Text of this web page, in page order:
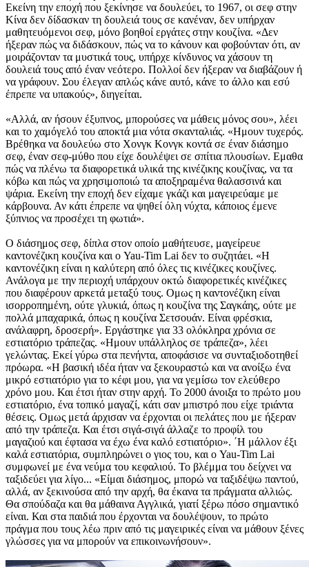
Εκείνη την εποχή που ξεκίνησε να δουλεύει, το 1967, οι σεφ στην
Κίνα δεν δίδασκαν τη δουλειά τους σε κανέναν, δεν υπήρχαν
μαθητευόμενοι σεφ, μόνο βοηθοί εργάτες στην κουζίνα. «Δεν
ήξεραν πώς να διδάσκουν, πώς να το κάνουν και φοβούνταν ότι, αν
μοιράζονταν τα μυστικά τους, υπήρχε κίνδυνος να χάσουν τη
δουλειά τους από έναν νεότερο. Πολλοί δεν ήξεραν να διαβάζουν ή
να γράφουν. Σου έλεγαν απλώς κάνε αυτό, κάνε το άλλο και εσύ
έπρεπε να υπακούς», διηγείται.
«Αλλά, αν ήσουν έξυπνος, μπορούσες να μάθεις μόνος σου», λέει
και το χαμόγελό του αποκτά μια νότα σκανταλιάς. «Ημουν τυχερός.
Βρέθηκα να δουλεύω στο Χονγκ Κονγκ κοντά σε έναν διάσημο
σεφ, έναν σεφ-μύθο που είχε δουλέψει σε σπίτια πλουσίων. Εμαθα
πώς να πλένω τα διαφορετικά υλικά της κινέζικης κουζίνας, να τα
κόβω και πώς να χρησιμοποιώ τα αποξηραμένα θαλασσινά και
ψάρια. Εκείνη την εποχή δεν είχαμε γκάζι και μαγειρεύαμε με
κάρβουνα. Αν κάτι έπρεπε να ψηθεί όλη νύχτα, κάποιος έμενε
ξύπνιος να προσέχει τη φωτιά».
Ο διάσημος σεφ, δίπλα στον οποίο μαθήτευσε, μαγείρευε
καντονέζικη κουζίνα και ο Yau-Tim Lai δεν το συζητάει. «Η
καντονέζικη είναι η καλύτερη από όλες τις κινέζικες κουζίνες.
Ανάλογα με την περιοχή υπάρχουν οκτώ διαφορετικές κινέζικες
που διαφέρουν αρκετά μεταξύ τους. Ομως η καντονέζικη είναι
ισορροπημένη, ούτε γλυκιά, όπως η κουζίνα της Σαγκάης, ούτε με
πολλά μπαχαρικά, όπως η κουζίνα Σετσουάν. Είναι φρέσκια,
ανάλαφρη, δροσερή». Εργάστηκε για 33 ολόκληρα χρόνια σε
εστιατόριο τράπεζας. «Ημουν υπάλληλος σε τράπεζα», λέει
γελώντας. Εκεί γύρω στα πενήντα, αποφάσισε να συνταξιοδοτηθεί
πρόωρα. «Η βασική ιδέα ήταν να ξεκουραστώ και να ανοίξω ένα
μικρό εστιατόριο για το κέφι μου, για να γεμίσω τον ελεύθερο
χρόνο μου. Και έτσι ήταν στην αρχή. Το 2000 άνοιξα το πρώτο μου
εστιατόριο, ένα τοπικό μαγαζί, κάτι σαν μπιστρό που είχε τριάντα
θέσεις. Ομως μετά άρχισαν να έρχονται οι πελάτες που με ήξεραν
από την τράπεζα. Και έτσι σιγά-σιγά άλλαζε το προφίλ του
μαγαζιού και έφτασα να έχω ένα καλό εστιατόριο». ΄Η μάλλον έξι
καλά εστιατόρια, συμπληρώνει ο γιος του, και ο Yau-Tim Lai
συμφωνεί με ένα νεύμα του κεφαλιού. Το βλέμμα του δείχνει να
ταξιδεύει για λίγο... «Είμαι διάσημος, μπορώ να ταξιδέψω παντού,
αλλά, αν ξεκινούσα από την αρχή, θα έκανα τα πράγματα αλλιώς.
Θα σπούδαζα και θα μάθαινα Αγγλικά, γιατί ξέρω πόσο σημαντικό
είναι. Και στα παιδιά που έρχονται να δουλέψουν, το πρώτο
πράγμα που τους λέω πριν από τις μαγειρικές είναι να μάθουν ξένες
γλώσσες για να μπορούν να επικοινωνήσουν».